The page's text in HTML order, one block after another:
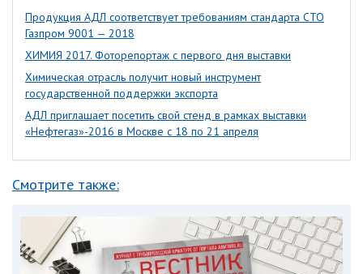
Продукция АДЛ соответствует требованиям стандарта СТО
Газпром 9001 — 2018
ХИМИЯ 2017. Фоторепортаж с первого дня выставки
Химическая отрасль получит новый инструмент
государственной поддержки экспорта
АДЛ приглашает посетить свой стенд в рамках выставки
«Нефтегаз»-2016 в Москве с 18 по 21 апреля
Смотрите также: